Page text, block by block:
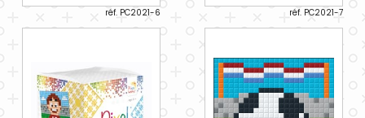
réf. PC2021-6 réf. PC2021-7